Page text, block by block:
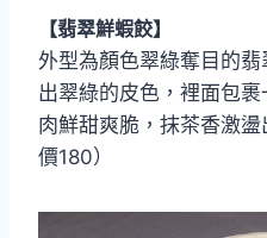
【翡翠鮮蝦餃】
外型為顏色翠綠奪目的
出翠綠的皮色，裡面包
肉鮮甜爽脆，抹茶香激
價180）